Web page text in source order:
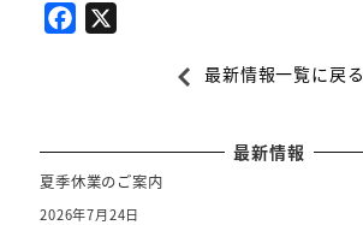
o
o
最新情報一覧に戻る
最新情報
夏季休業のご案内
2026年7月24日